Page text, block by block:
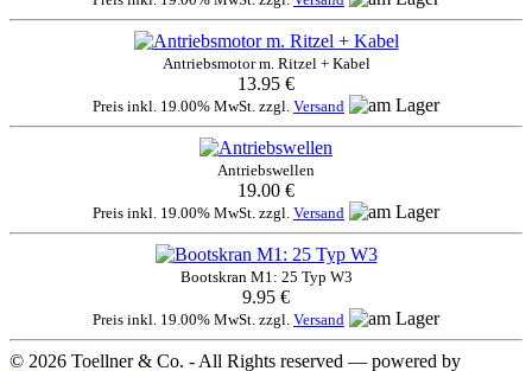
Antriebsmotor m. Ritzel + Kabel
13.95 €
Preis inkl. 19.00% MwSt. zzgl. Versand
Antriebswellen
19.00 €
Preis inkl. 19.00% MwSt. zzgl. Versand
Bootskran M1: 25 Typ W3
9.95 €
Preis inkl. 19.00% MwSt. zzgl. Versand
© 2026 Toellner & Co. - All Rights reserved — powered by